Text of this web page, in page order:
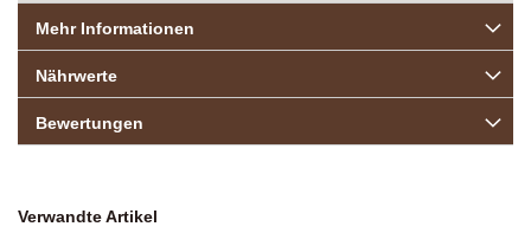
Mehr Informationen
Nährwerte
Bewertungen
Verwandte Artikel